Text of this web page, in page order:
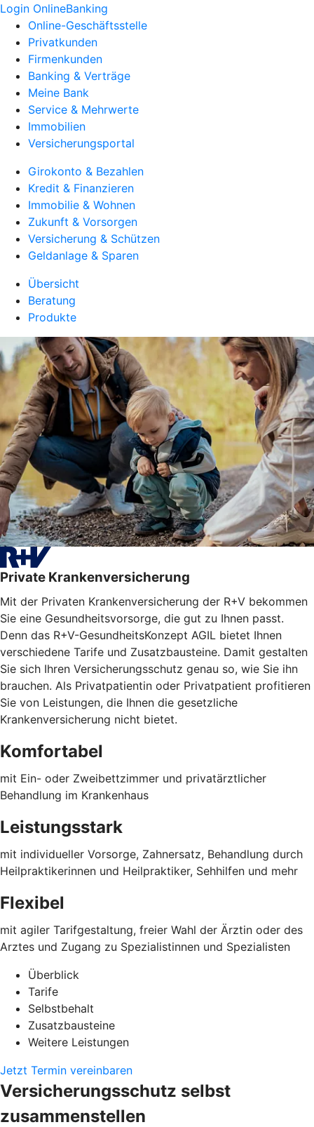
Login OnlineBanking
Online-Geschäftsstelle
Privatkunden
Firmenkunden
Banking & Verträge
Meine Bank
Service & Mehrwerte
Immobilien
Versicherungsportal
Girokonto & Bezahlen
Kredit & Finanzieren
Immobilie & Wohnen
Zukunft & Vorsorgen
Versicherung & Schützen
Geldanlage & Sparen
Übersicht
Beratung
Produkte
Private Krankenversicherung
Mit der Privaten Krankenversicherung der R+V bekommen
Sie eine Gesundheitsvorsorge, die gut zu Ihnen passt.
Denn das R+V-GesundheitsKonzept AGIL bietet Ihnen
verschiedene Tarife und Zusatzbausteine. Damit gestalten
Sie sich Ihren Versicherungsschutz genau so, wie Sie ihn
brauchen. Als Privatpatientin oder Privatpatient profitieren
Sie von Leistungen, die Ihnen die gesetzliche
Krankenversicherung nicht bietet.
Komfortabel
mit Ein- oder Zweibettzimmer und privatärztlicher
Behandlung im Krankenhaus
Leistungsstark
mit individueller Vorsorge, Zahnersatz, Behandlung durch
Heilpraktikerinnen und Heilpraktiker, Sehhilfen und mehr
Flexibel
mit agiler Tarifgestaltung, freier Wahl der Ärztin oder des
Arztes und Zugang zu Spezialistinnen und Spezialisten
Überblick
Tarife
Selbstbehalt
Zusatzbausteine
Weitere Leistungen
Jetzt Termin vereinbaren
Versicherungsschutz selbst
zusammenstellen